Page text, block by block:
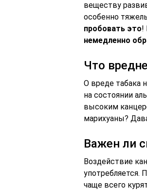
веществу
особенно
пробовать это!
немедленно
Что
О вреде табака
на состоянии
высоким
марихуаны?
Важен ли
Воздействие
употребляется.
чаще всего